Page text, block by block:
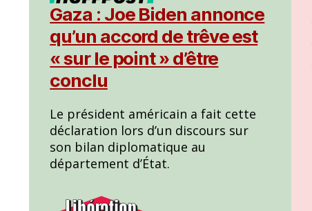
Gaza : Joe Biden annonce
qu’un accord de trêve est
« sur le point » d’être
conclu
Le président américain a fait cette
déclaration lors d’un discours sur
son bilan diplomatique au
département d’État.